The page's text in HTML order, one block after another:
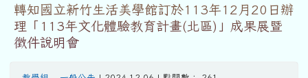
轉知國立新竹生活美學館訂於113年12月20日辦
理「113年文化體驗教育計畫(北區)」成果展暨
徵件說明會